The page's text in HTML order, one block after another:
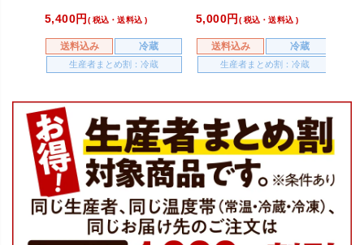
送料込み 冷蔵
生産者まとめ割：冷蔵
5,400 税込・送料込
送料込み 冷蔵
生産者まとめ割：冷蔵
5,000 税込・送料込